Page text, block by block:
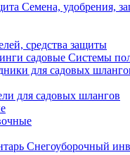
Семена, удобрения,
средства защиты
Системы
для садовых
для садовых шлангов
Снегоуборочный